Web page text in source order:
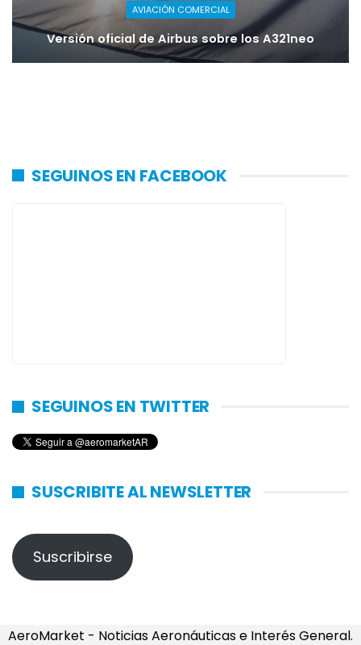
AVIACIÓN COMERCIAL
Versión oficial de Airbus sobre los A321neo
SEGUINOS EN FACEBOOK
SEGUINOS EN TWITTER
SUSCRIBITE AL NEWSLETTER
Suscribirse
AeroMarket - Noticias Aeronáuticas e Interés General.